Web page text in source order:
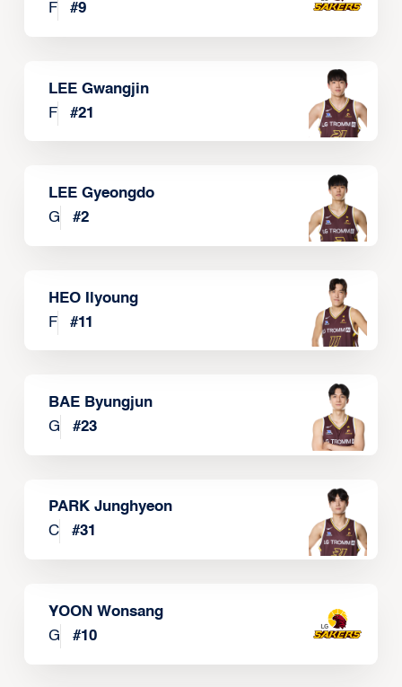
F
#9
LEE Gwangjin
F
#21
LEE Gyeongdo
G
#2
HEO Ilyoung
F
#11
BAE Byungjun
G
#23
PARK Junghyeon
C
#31
YOON Wonsang
G
#10